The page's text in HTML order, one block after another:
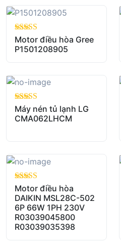
out of 5
Motor điều hòa Gree
P1501208905
out of 5
Máy nén tủ lạnh LG
CMA062LHCM
out of 5
Motor điều hòa
DAIKIN MSL28C-502
6P 66W 1PH 230V
R03039045800
R03039035398